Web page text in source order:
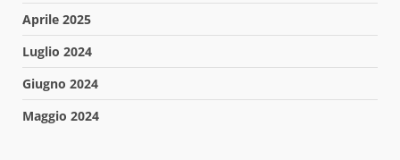
Aprile 2025
Luglio 2024
Giugno 2024
Maggio 2024